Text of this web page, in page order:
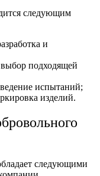
следующим
и
подходящей
испытаний;
изделий.
следующими